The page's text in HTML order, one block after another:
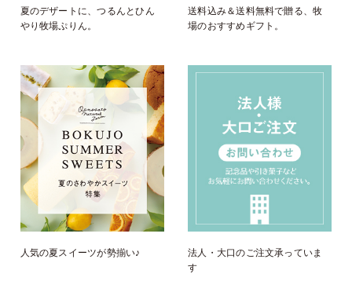
夏のデザートに、つるんとひん
やり牧場ぷりん。
送料込み＆送料無料で贈る、牧
場のおすすめギフト。
人気の夏スイーツが勢揃い♪
法人・大口のご注文承っていま
す